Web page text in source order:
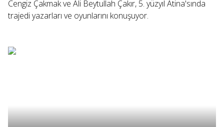
Cengiz Çakmak ve Ali Beytullah Çakır, 5. yüzyıl Atina'sında
trajedi yazarları ve oyunlarını konuşuyor.